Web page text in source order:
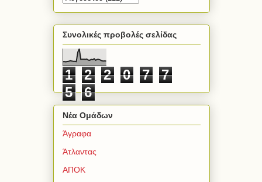
Συνολικές προβολές σελίδας
1 2 2 0 7
7
5
6
Νέα Ομάδων
Άγραφα
Άτλαντας
ΑΠΟΚ